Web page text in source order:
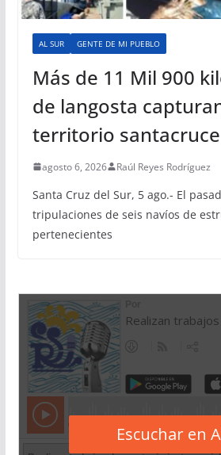
AL SUR GENTE DE MI PUEBLO
Más de 11 Mil 900
de langosta
territorio
agosto 6, 2026 Raúl Reyes Rodríguez
Santa Cruz del Sur, 5 ago.- El
tripulaciones de seis navíos de
pertenecientes